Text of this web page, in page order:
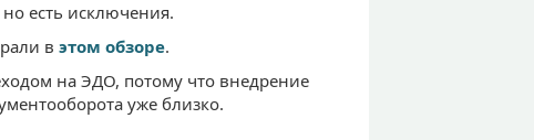
но есть исключения.
в этом обзоре.
на ЭДО, потому что внедрение
уже близко.